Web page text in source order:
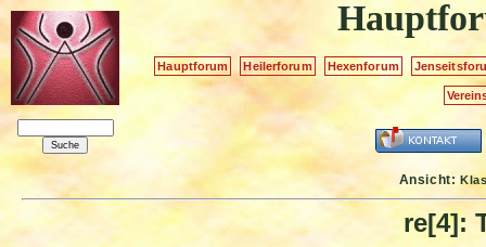
Hauptforum Heilerforum Hexenforum
Ansicht:
re[4]: